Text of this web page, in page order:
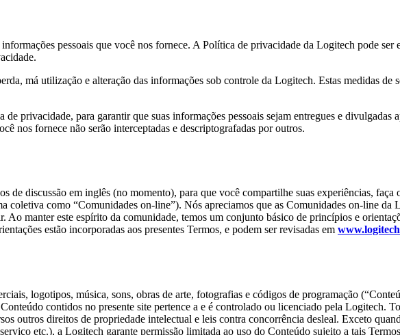
pessoais que você nos fornece. A Política de privacidade da Logitech pode ser
má utilização e alteração das informações sob controle da Logitech. Estas medidas de
privacidade, para garantir que suas informações pessoais sejam entregues e divulgadas
nos fornece não serão interceptadas e descriptografadas por outros.
discussão em inglês (no momento), para que você compartilhe suas experiências, faça
coletiva como “Comunidades on-line”). Nós apreciamos que as Comunidades on-line da
Ao manter este espírito da comunidade, temos um conjunto básico de princípios e
estão incorporadas aos presentes Termos, e podem ser revisadas em
logotipos, música, sons, obras de arte, fotografias e códigos de programação
contidos no presente site pertence a e é controlado ou licenciado pela Logitech.
outros direitos de propriedade intelectual e leis contra concorrência desleal. Exceto
etc.), a Logitech garante permissão limitada ao uso do Conteúdo sujeito a tais